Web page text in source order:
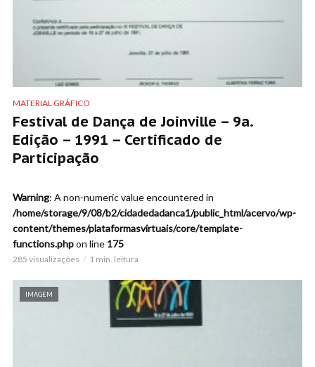
MATERIAL GRÁFICO
Festival de Dança de Joinville – 9a.
Edição – 1991 – Certificado de
Participação
Warning: A non-numeric value encountered in
/home/storage/9/08/b2/cidadedadanca1/public_html/acervo/wp-
content/themes/plataformasvirtuais/core/template-
functions.phpon line 175
285 visualizações 1 min. leitura
IMAGEM